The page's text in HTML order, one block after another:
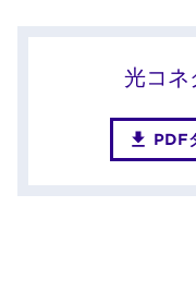
光コネ
PDF